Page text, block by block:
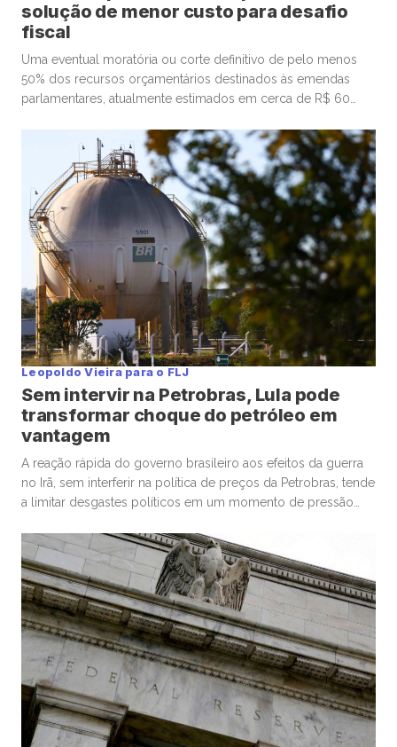
solução de menor custo para desafio
fiscal
Uma eventual moratória ou corte definitivo de pelo menos
50% dos recursos orçamentários destinados às emendas
parlamentares, atualmente estimados em cerca de R$ 60
retomar o superávit primário, seria uma alternativa imediata
para o desafio fiscal brasileiro, afastando a ameaça de
instabilidade institucional, crise econômica e mobilização […]
Leopoldo Vieira para o FLJ
Sem intervir na Petrobras, Lula pode
transformar choque do petróleo em
vantagem
A reação rápida do governo brasileiro aos efeitos da guerra
no Irã, sem interferir na política de preços da Petrobras, tende
a limitar desgastes políticos em um momento de pressão
Lula da Silva. O Palácio do Planalto enfatiza que o pacote
anti-inflacionário é temporário, para amortecer […]